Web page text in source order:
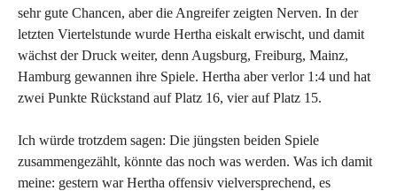
sehr gute Chancen, aber die Angreifer zeigten Nerven. In der
letzten Viertelstunde wurde Hertha eiskalt erwischt, und damit
wächst der Druck weiter, denn Augsburg, Freiburg, Mainz,
Hamburg gewannen ihre Spiele. Hertha aber verlor 1:4 und hat
zwei Punkte Rückstand auf Platz 16, vier auf Platz 15.
Ich würde trotzdem sagen: Die jüngsten beiden Spiele
zusammengezählt, könnte das noch was werden. Was ich damit
meine: gestern war Hertha offensiv vielversprechend, es